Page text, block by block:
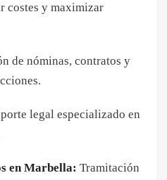
costes y maximizar
de nóminas, contratos y
legal especializado en
en Marbella: Tramitación